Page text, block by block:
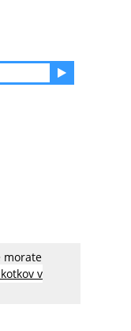
morate
v
vzel zelo
da bo
se poravna